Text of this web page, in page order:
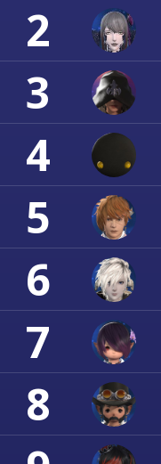
2
3
4
5
6
7
8